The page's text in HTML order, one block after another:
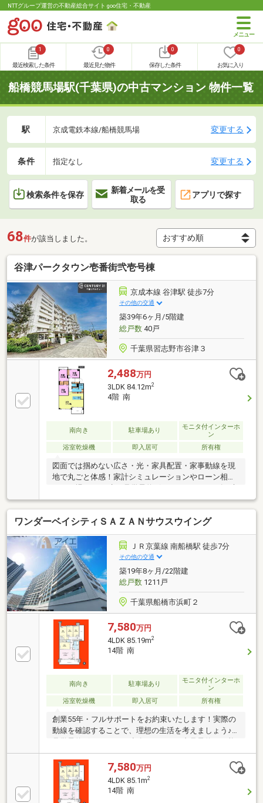
NTTグループ運営の不動産総合サイト goo住宅・不動産
1
最近検索した条件
0
最近見た物件
0
保存した条件
0
お気に入り
船橋競馬場駅(千葉県)の中古マンション 物件一覧
駅 京成電鉄本線/船橋競馬場 変更する
条件 指定なし 変更する
検索条件を保存
新着メールを受
取る
アプリで探す
68件が該当しました。
谷津パークタウン壱番街弐壱号棟
京成本線 谷津駅 徒歩7分
その他の交通
築39年6ヶ月/5階建
総戸数40戸
千葉県習志野市谷津３
2,488万円
3LDK 84.12m2
4階 南
南向き 駐車場あり
モニタ付インターホ
ン
浴室乾燥機
即入居可 所有権
図面では掴めない広さ・光・家具配置・家事動線を現
地で丸ごと体感！家計シミュレーションやローン相談
もその場でOK。赤い見学予約ボタンよりスムーズに来
場予約～♪◆＊◇ 物件のおすすめポイント ◇＊◆◇専
用使用権付駐車場有あり（無償）◆京成本線「谷津」
駅 徒歩7分◇「谷津南小学校」徒歩約3分◎頭金0円
全額ローン可！ ※詳しくは担当者までお尋ねくださ
い。◆千葉の家探し！いい物件を賢く探すコツ。いい
物件を賢く探すポイント。幸せなお住まいとの出会い
のお手伝いを致します◆◆キッズスペースやオムツ替
えのスペースもご用意しておりますので、お子様連れ
のご家族もお気軽にお越しください◆
ワンダーベイシティＳＡＺＡＮサウスウイング
ＪＲ京葉線 南船橋駅 徒歩7分
その他の交通
築19年8ヶ月/22階建
総戸数1211戸
千葉県船橋市浜町２
7,580万円
4LDK 85.19m2
14階 南
南向き 駐車場あり
モニタ付インターホ
ン
浴室乾燥機
即入居可 所有権
創業55年・フルサポートをお約束いたします！実際の
動線を確認することで、理想の生活を考えましょう♪
見学予約ボタンより、連絡不要ですぐ内見予約が可能
です！・物件おすすめポイント・□大画面ＴＶも余
裕、インテリアプランが考えやすいワイドなリビング
■お子様のお留守番にも安心、訪問者を確認できるＴ
Ｖモニタ・インタホン付き□全居室収納付きで「自分
の物は自分でしまう」が自然に身に付く間取り■浴室
7,580万円
4LDK 85.1m2
14階 南